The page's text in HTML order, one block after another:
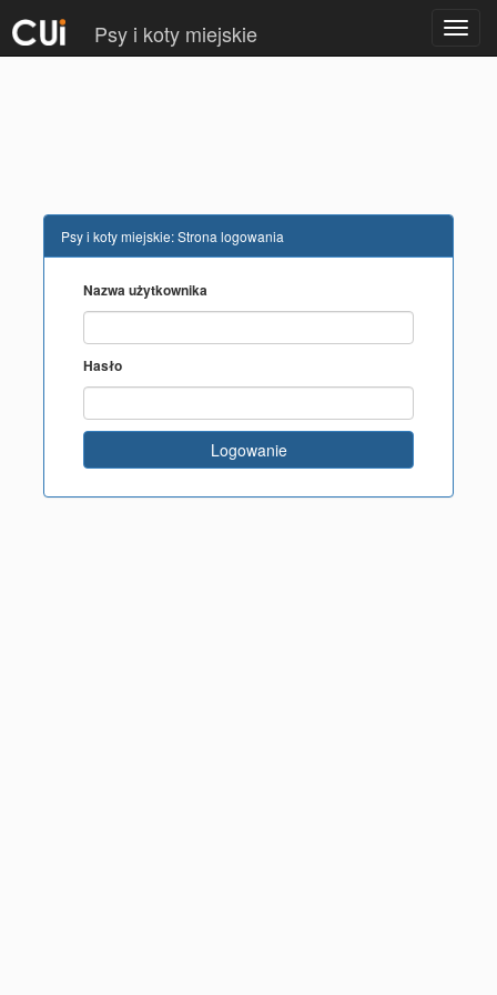
Otwórz
Psy i koty miejskie
Psy i koty miejskie: Strona logowania
Nazwa użytkownika
Hasło
Logowanie